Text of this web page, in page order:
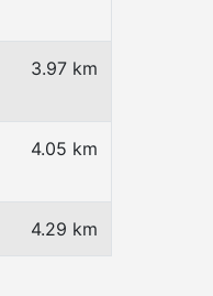
3.97 km
4.05 km
4.29 km